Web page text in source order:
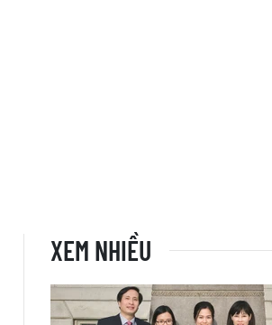
XEM NHIỀU